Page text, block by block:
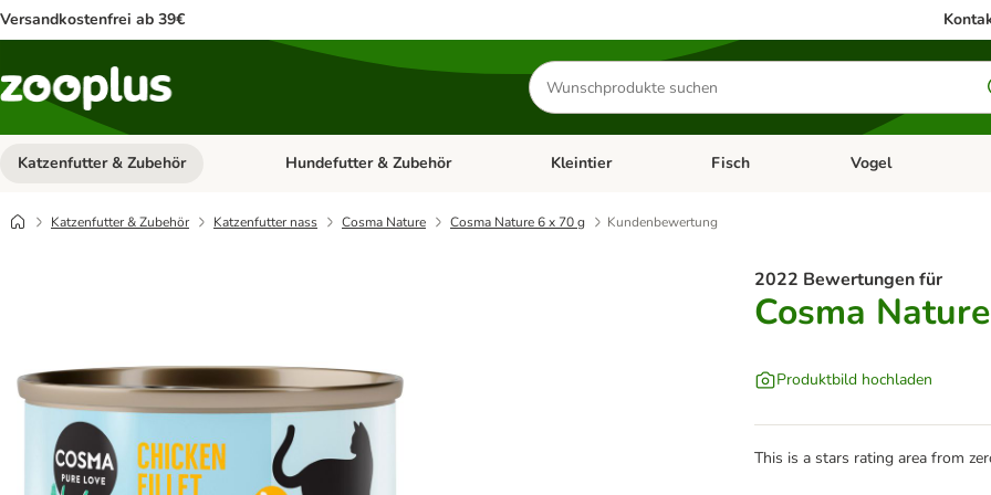
Versandkostenfrei ab 39€
Produkte
suchen
Katzenfutter & Zubehör Kategorie-Menü öffnen: Katzenfutter & Zubehör
Hundefutter & Zubehör Kategorie-Menü öffnen: Hundefutter & Zubehör
Kleintier Kategorie-Menü öffnen: Kleintier
Fisch Kategorie-Menü
Vogel
Katzenfutter & Zubehör Katzenfutter nass Cosma Nature Cosma Nature 6 x 70 g Kundenbewertung
2022 Bewertungen für
Cosma
Produktbild hochladen
This is a stars rating area from